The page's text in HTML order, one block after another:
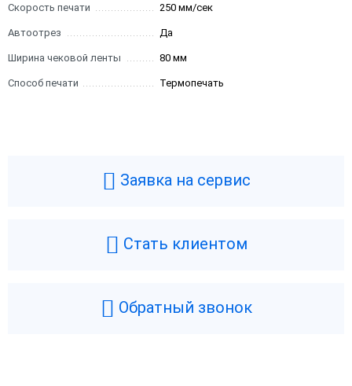
Скорость печати 250 мм/сек
Автоотрез Да
Ширина чековой ленты 80 мм
Способ печати Термопечать
Заявка на сервис
Стать клиентом
Обратный звонок